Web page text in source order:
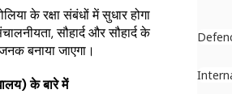
के रक्षा संबंधों में सुधार होगा
सौहार्द और सौहार्द के
बनाया जाएगा।
के बारे में